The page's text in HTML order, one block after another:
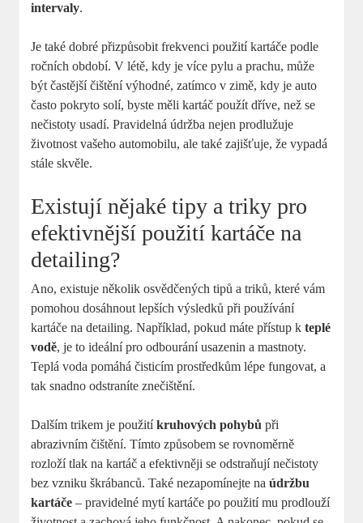
intervaly.
Je také dobré přizpůsobit frekvenci​ použití kartáče podle
ročních ⁤období. ⁢V ⁣létě, kdy je⁢ více ⁣pylu ‍a⁤ prachu, může
být častější čištění⁣ výhodné, ⁤zatímco​ v zimě, kdy je auto
často pokryto solí, byste měli kartáč použít dříve, než‍ se
nečistoty‌ usadí. Pravidelná údržba ⁣nejen prodlužuje⁢
životnost vašeho automobilu, ale také zajišťuje,‍ že vypadá
stále skvěle.
Existují nějaké tipy a‌ triky pro
efektivnější použití kartáče na
detailing?
Ano, existuje⁣ několik⁣ osvědčených‍ tipů a triků, které⁣ vám
⁤pomohou dosáhnout ‌lepších výsledků při používání
kartáče ⁣na detailing. Například, pokud máte přístup⁢ kteplé‌
vodě, ⁣je to ideální pro odbourání usazenin a mastnoty.
Teplá⁣ voda pomáhá‍ čisticím prostředkům lépe​ fungovat, a
tak⁣ snadno odstraníte‍ znečištění.
Dalším‍ trikem je použitíkruhových ⁣pohybů při
abrazivním⁢ čištění. Tímto způsobem se rovnoměrně
rozloží tlak‍ na kartáč a efektivněji se odstraňují nečistoty
bez vzniku‍ škrábanců. Také⁢ nezapomínejte naúdržbu
‍kartáče – pravidelné mytí kartáče po použití ⁣mu prodlouží